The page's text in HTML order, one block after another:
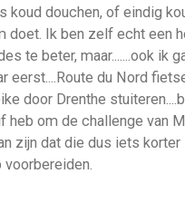
koud douchen, of eindig
doet. Ik ben zelf echt een
te beter, maar.......ook ik
eerst....Route du Nord
door Drenthe
heb om de challenge van
zijn dat die dus iets korter
voorbereiden.